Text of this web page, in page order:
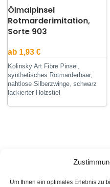
Um Ihnen ein optimales Erlebnis zu
Ölmalpinsel
Rotmarderimitation,
Sorte 903
ab 1,93 €
Kolinsky Art Fibre Pinsel,
synthetisches Rotmarderhaar,
nahtlose Silberzwinge, schwarz
lackierter Holzstiel